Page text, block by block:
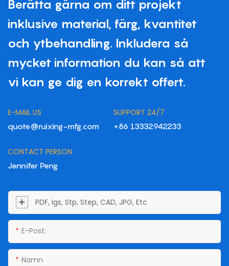
Berätta gärna om ditt projekt
inklusive material, färg, kvantitet
och ytbehandling. Inkludera så
mycket information du kan så att
vi kan ge dig en korrekt offert.
E-MAIL US
quote@ruixing-mfg.com
SUPPORT 24/7
+86 13332942233
CONTACT PERSON:
Jennifer Peng
PDF, Igs, Stp, Step, CAD, JPG, Etc
E-Post:
Namn